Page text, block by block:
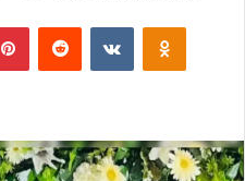
PinterestReddit VKontakte